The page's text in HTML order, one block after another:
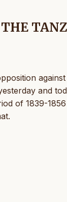
THE
and
of 1839-